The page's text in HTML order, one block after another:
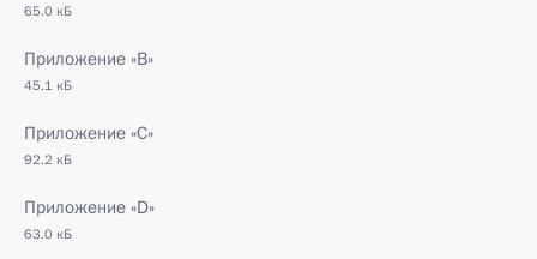
65.0 кБ
Приложение «В»
45.1 кБ
Приложение «С»
92.2 кБ
Приложение «D»
63.0 кБ